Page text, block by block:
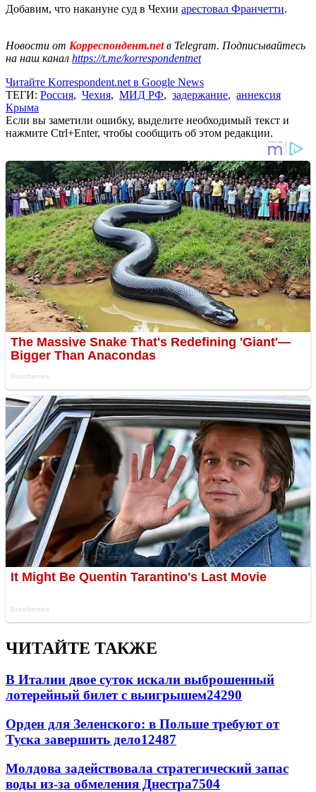
Добавим, что накануне суд в Чехии арестовал Франчетти.
Новости от Корреспондент.netв Telegram. Подписывайтесь
на наш канал https://t.me/korrespondentnet
Читайте Korrespondent.net в Google News
ТЕГИ: Россия, Чехия, МИД РФ, задержание, аннексия
Крыма
Если вы заметили ошибку, выделите необходимый текст и
нажмите Ctrl+Enter, чтобы сообщить об этом редакции.
ЧИТАЙТЕ ТАКЖЕ
В Италии двое суток искали выброшенный
лотерейный билет с выигрышем24290
Орден для Зеленского: в Польше требуют от
Туска завершить дело12487
Молдова задействовала стратегический запас
воды из-за обмеления Днестра7504